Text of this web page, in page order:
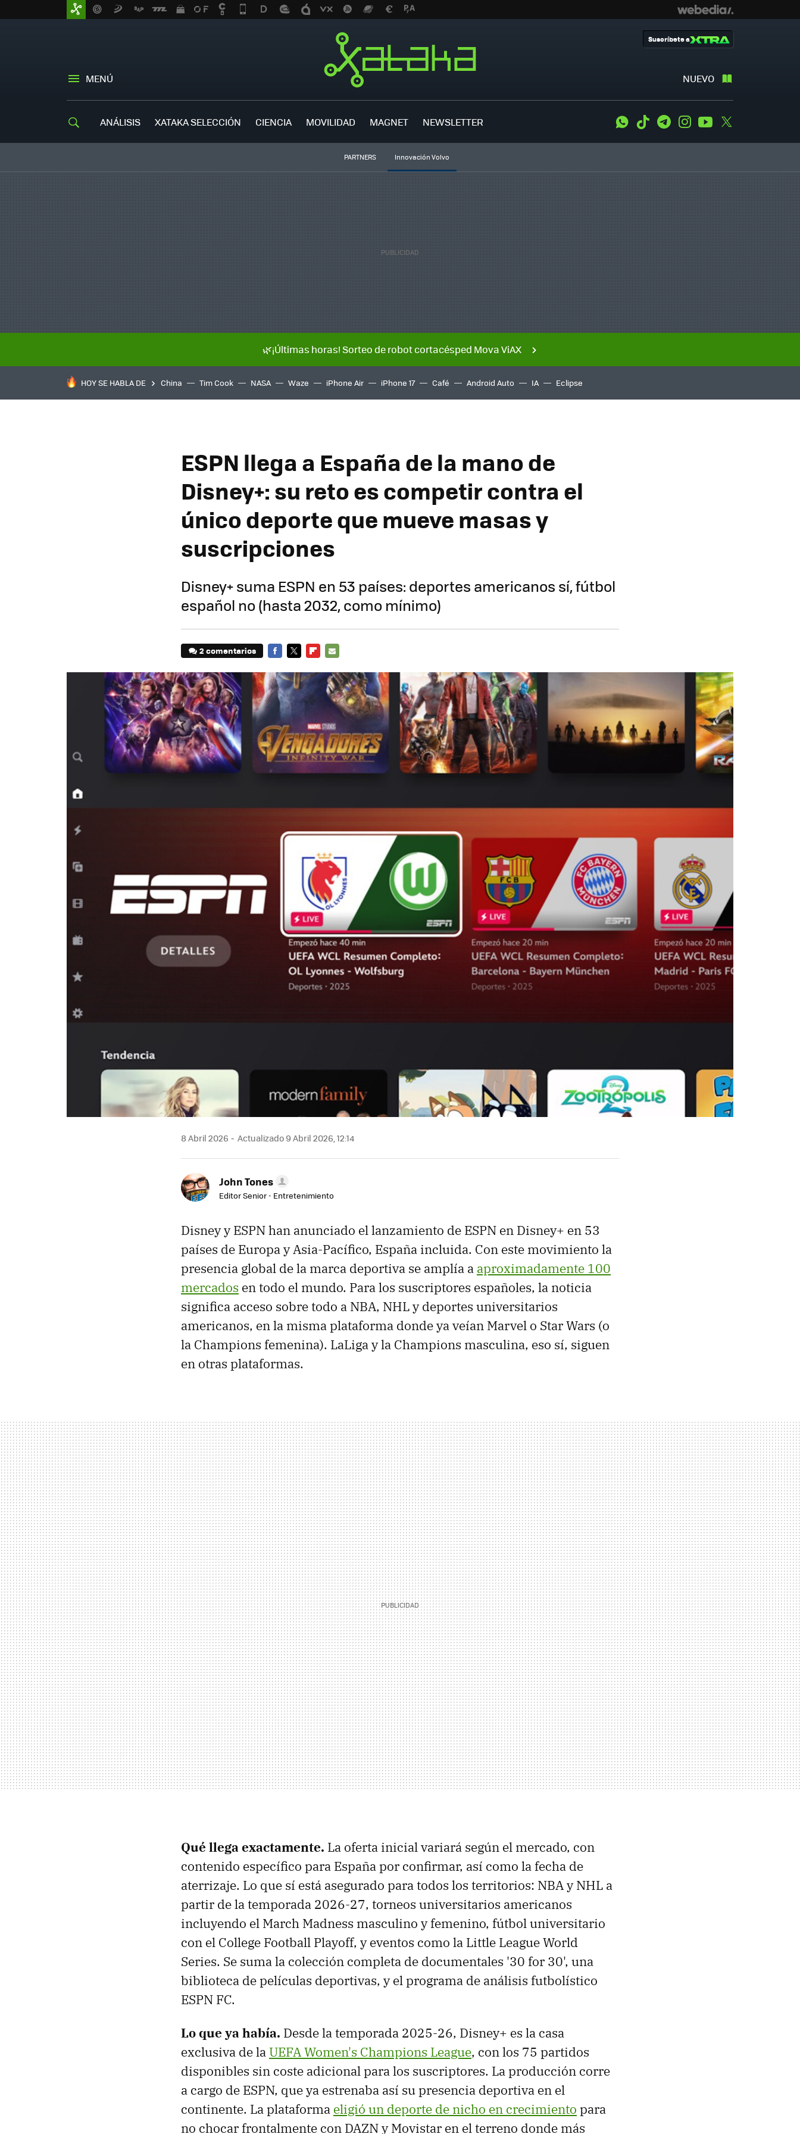
MENÚ NUEVO
Suscríbete a
ANÁLISIS XATAKA SELECCIÓN CIENCIA MOVILIDAD MAGNET NEWSLETTER WhatsApp
Tiktok TelegramInstagramYoutube
PARTNERS Innovación Volvo
🌿¡Últimas horas! Sorteo de robot cortacésped Mova ViAX
HOY SE HABLA DE China Tim Cook NASA Waze iPhone Air iPhone 17 Café Android Auto IA Eclipse
ESPN llega a España de la mano de
Disney+: su reto es competir contra el
único deporte que mueve masas y
suscripciones
Disney+ suma ESPN en 53 países: deportes americanos sí, fútbol
español no (hasta 2032, como mínimo)
2 comentarios
MAIL
8 Abril 2026 Actualizado 9 Abril 2026, 12:14
John Tones
Editor Senior - Entretenimiento
Disney y ESPN han anunciado el lanzamiento de ESPN en Disney+ en 53
países de Europa y Asia-Pacífico, España incluida. Con este movimiento la
presencia global de la marca deportiva se amplía a aproximadamente 100
mercados en todo el mundo. Para los suscriptores españoles, la noticia
significa acceso sobre todo a NBA, NHL y deportes universitarios
americanos, en la misma plataforma donde ya veían Marvel o Star Wars (o
la Champions femenina). LaLiga y la Champions masculina, eso sí, siguen
en otras plataformas.
Qué llega exactamente. La oferta inicial variará según el mercado, con
contenido específico para España por confirmar, así como la fecha de
aterrizaje. Lo que sí está asegurado para todos los territorios: NBA y NHL a
partir de la temporada 2026-27, torneos universitarios americanos
incluyendo el March Madness masculino y femenino, fútbol universitario
con el College Football Playoff, y eventos como la Little League World
Series. Se suma la colección completa de documentales '30 for 30', una
biblioteca de películas deportivas, y el programa de análisis futbolístico
ESPN FC.
Lo que ya había. Desde la temporada 2025-26, Disney+ es la casa
exclusiva de la UEFA Women's Champions League, con los 75 partidos
disponibles sin coste adicional para los suscriptores. La producción corre
a cargo de ESPN, que ya estrenaba así su presencia deportiva en el
continente. La plataforma eligió un deporte de nicho en crecimiento para
no chocar frontalmente con DAZN y Movistar en el terreno donde más